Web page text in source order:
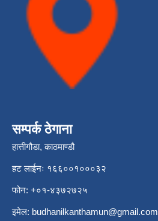
सम्पर्क ठेगाना
हात्तीगौडा, काठमाण्डौ
हट लाईनः १६६००१०००३२
फोन: +०१-४३७२७२५
इमेल: budhanilkanthamun@gmail.com